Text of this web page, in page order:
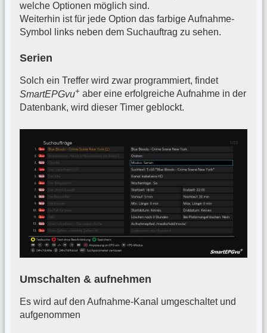
welche Optionen möglich sind.
Weiterhin ist für jede Option das farbige Aufnahme-
Symbol links neben dem Suchauftrag zu sehen.
Serien
Solch ein Treffer wird zwar programmiert, findet
SmartEPGvu+ aber eine erfolgreiche Aufnahme in der
Datenbank, wird dieser Timer geblockt.
Umschalten & aufnehmen
Es wird auf den Aufnahme-Kanal umgeschaltet und
aufgenommen